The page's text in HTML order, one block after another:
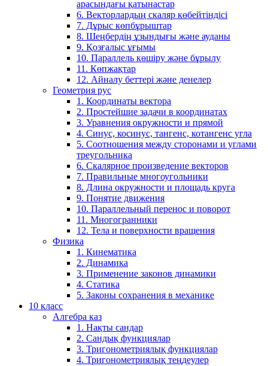
арасындағы қатынастар
6. Векторлардың скаляр көбейтіндісі
7. Дұрыс көпбұрыштар
8. Шеңбердің ұзындығы және ауданы
9. Қозғалыс ұғымы
10. Параллель көшіру және бұрылу
11. Көпжақтар
12. Айналу беттері және денелер
Геометрия рус
1. Координаты вектора
2. Простейшие задачи в координатах
3. Уравнения окружности и прямой
4. Синус, косинус, тангенс, котангенс угла
5. Соотношения между сторонами и углами
треугольника
6. Скалярное произведение векторов
7. Правильные многоугольники
8. Длина окружности и площадь круга
9. Понятие движения
10. Параллельный перенос и поворот
11. Многогранники
12. Тела и поверхности вращения
Физика
1. Кинематика
2. Динамика
3. Применение законов динамики
4. Статика
5. Законы сохранения в механике
10 класс
Алгебра каз
1. Нақты сандар
2. Сандық функциялар
3. Тригонометриялық функциялар
4. Тригонометриялық теңдеулер